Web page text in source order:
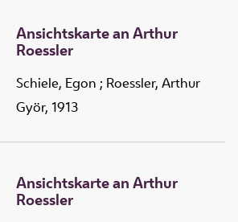
Ansichtskarte an Arthur
Roessler
Schiele, Egon ; Roessler, Arthur
Györ, 1913
Ansichtskarte an Arthur
Roessler